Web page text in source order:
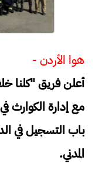
هوا الأردن -
أعلن فريق "كلنا
مع إدارة الكوارث
باب التسجيل في
المدني.